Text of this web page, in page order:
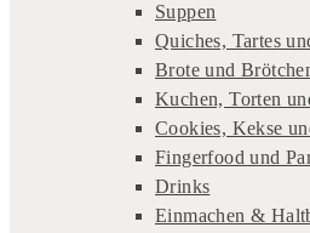
Suppen
Quiches, Tartes
Brote und
Kuchen, Torten
Cookies, Kekse
Fingerfood und
Drinks
Einmachen &